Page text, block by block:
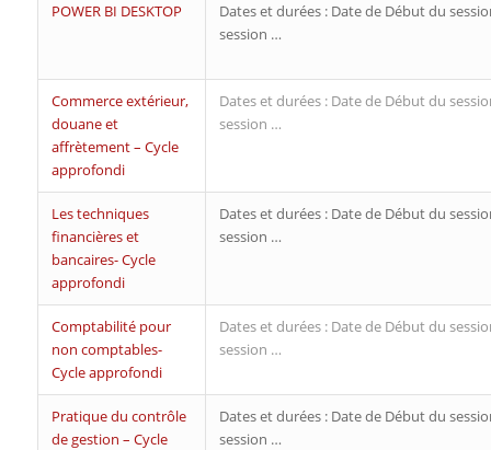
POWER BI DESKTOP
Dates et durées : Date de Début du
session …
Commerce extérieur,
douane et
affrètement – Cycle
approfondi
Dates et durées : Date de Début du
session …
Les techniques
financières et
bancaires- Cycle
approfondi
Dates et durées : Date de Début du
session …
Comptabilité pour
non comptables-
Cycle approfondi
Dates et durées : Date de Début du
session …
Pratique du contrôle
de gestion – Cycle
Dates et durées : Date de Début du
session …